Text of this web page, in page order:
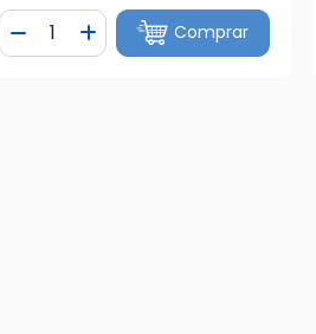
Diminuir Quantidade
Quantidade
Adicionar Quantidade
Comprar